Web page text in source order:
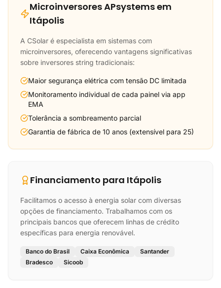
Microinversores APsystems em
Itápolis
A CSolar é especialista em sistemas com
microinversores, oferecendo vantagens significativas
sobre inversores string tradicionais:
Maior segurança elétrica com tensão DC limitada
Monitoramento individual de cada painel via app
EMA
Tolerância a sombreamento parcial
Garantia de fábrica de 10 anos (extensível para 25)
Financiamento para Itápolis
Facilitamos o acesso à energia solar com diversas
opções de financiamento. Trabalhamos com os
principais bancos que oferecem linhas de crédito
específicas para energia renovável.
Banco do Brasil Caixa Econômica
Santander
Bradesco
Sicoob